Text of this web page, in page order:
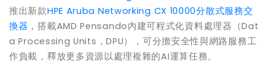
推出新款HPE Aruba Networking CX 10000分散式服務交
換器 ，搭載AMD Pensando內建可程式化資料處理器 （Dat
a Processing Units，DPU），可分擔安全性與網路服務工
作負載，釋放更多資源以處理複雜的AI運算任務。